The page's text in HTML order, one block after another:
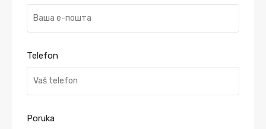
Telefon
Poruka